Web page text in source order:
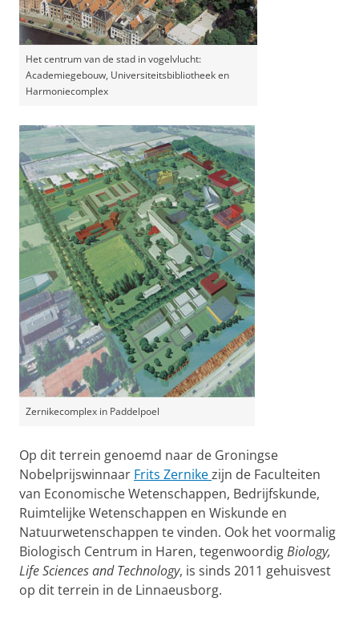
Het centrum van de stad in vogelvlucht:
Academiegebouw, Universiteitsbibliotheek en
Harmoniecomplex
Zernikecomplex in Paddelpoel
Op dit terrein genoemd naar de Groningse
Nobelprijswinnaar Frits Zernikezijn de Faculteiten
van Economische Wetenschappen, Bedrijfskunde,
Ruimtelijke Wetenschappen en Wiskunde en
Natuurwetenschappen te vinden. Ook het voormalig
Biologisch Centrum in Haren, tegenwoordigBiology,
Life Sciences and Technology, is sinds 2011 gehuisvest
op dit terrein in de Linnaeusborg.